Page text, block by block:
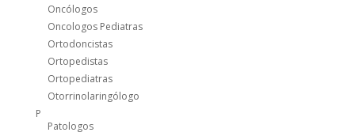
Oncólogos
Oncologos Pediatras
Ortodoncistas
Ortopedistas
Ortopediatras
Otorrinolaringólogo
P
Patologos